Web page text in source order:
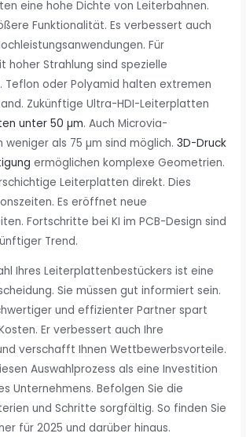
eine hohe Dichte von Leiterbahnen.
Funktionalität. Es verbessert auch
Für
hoher Strahlung sind spezielle
Teflon oder Polyamid halten extremen
Zukünftige Ultra-HDI-Leiterplatten
unter 50 µm. Auch Microvia-
weniger als 75 µm sind möglich.3D-Druck
ermöglichen komplexe Geometrien.
Leiterplatten direkt. Dies
Es eröffnet neue
Fortschritte bei KI im PCB-Design sind
Trend.
Ihres Leiterplattenbestückers ist eine
Sie müssen gut informiert sein.
und effizienter Partner spart
Er verbessert auch Ihre
verschafft Ihnen Wettbewerbsvorteile.
Auswahlprozess als eine Investition
Unternehmens. Befolgen Sie die
und Schritte sorgfältig. So finden Sie
für 2025 und darüber hinaus.